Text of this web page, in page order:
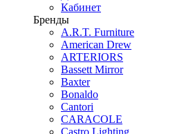
Кабинет
Бренды
A.R.T. Furniture
American Drew
ARTERIORS
Bassett Mirror
Baxter
Bonaldo
Cantori
CARACOLE
Castro Lighting